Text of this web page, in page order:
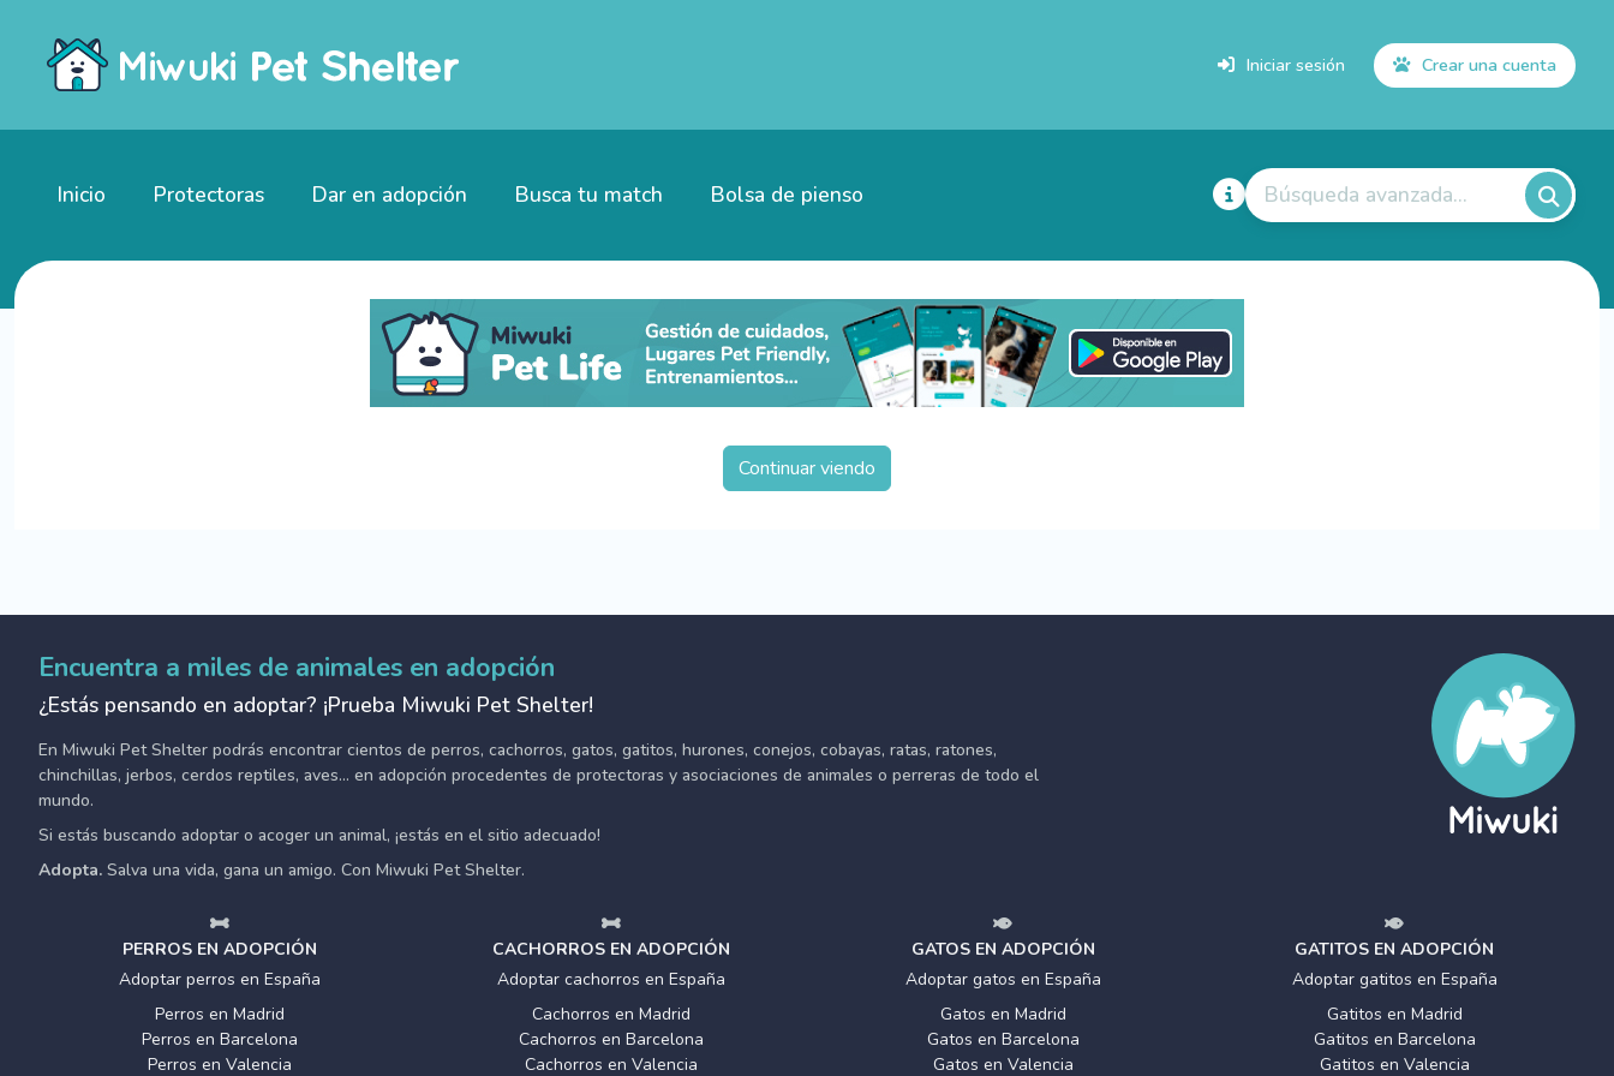
Iniciar sesión Crear una cuenta
Inicio Protectoras Dar en adopción Busca tu match Bolsa de pienso Búsqueda avanzada...
Continuar viendo
Encuentra a miles de animales en adopción
¿Estás pensando en adoptar? ¡Prueba Miwuki Pet Shelter!
En Miwuki Pet Shelter podrás encontrar cientos de perros, cachorros, gatos, gatitos, hurones, conejos, cobayas, ratas, ratones,
chinchillas, jerbos, cerdos reptiles, aves... en adopción procedentes de protectoras y asociaciones de animales o perreras de todo el
mundo.
Si estás buscando adoptar o acoger un animal, ¡estás en el sitio adecuado!
Adopta. Salva una vida, gana un amigo. Con Miwuki Pet Shelter.
PERROS EN ADOPCIÓN
Adoptar perros en España
Perros en Madrid
Perros en Barcelona
Perros en Valencia
CACHORROS EN ADOPCIÓN
Adoptar cachorros en España
Cachorros en Madrid
Cachorros en Barcelona
Cachorros en Valencia
GATOS EN ADOPCIÓN
Adoptar gatos en España
Gatos en Madrid
Gatos en Barcelona
Gatos en Valencia
GATITOS EN ADOPCIÓN
Adoptar gatitos en España
Gatitos en Madrid
Gatitos en Barcelona
Gatitos en Valencia